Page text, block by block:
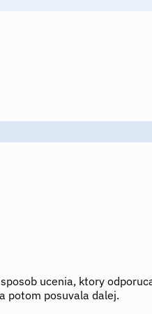
ucenia, ktory
potom posuvala dalej.